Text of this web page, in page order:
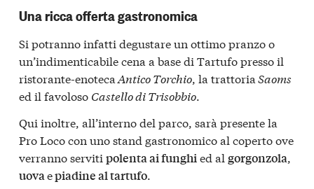
Una ricca offerta gastronomica
Si potranno infatti degustare un ottimo pranzo o
un’indimenticabile cena a base di Tartufo presso il
ristorante-enoteca Antico Torchio, la trattoria Saoms
ed il favoloso Castello di Trisobbio.
Qui inoltre, all’interno del parco, sarà presente la
Pro Loco con uno stand gastronomico al coperto ove
verranno serviti polenta ai funghi ed al gorgonzola
uovaepiadine al tartufo